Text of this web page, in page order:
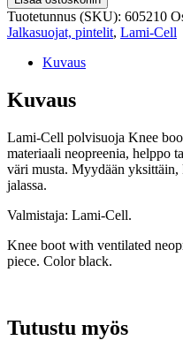
Tuotetunnus (SKU): 605210
Jalkasuojat, pintelit, Lami-Cell
Kuvaus
Kuvaus
Lami-Cell polvisuoja Knee
materiaali neopreenia, helppo
väri musta. Myydään yksittäin,
jalassa.
Valmistaja: Lami-Cell.
Knee boot with ventilated
piece. Color black.
Tutustu myös